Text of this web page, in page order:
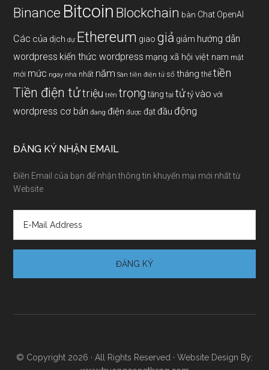
Binance Bitcoin Blockchain bàn Chat OpenAI
Các của dịch dự Ethereum giao giả giảm hướng dẫn
wordpress kiến thức wordpress mạng xã hội việt nam mật
mới mức ngay nhà nhất năm Sàn tiền điện tử số tháng thế tiền
Tiền điện tửtriệu trên trọng tăng tại tử tỷ vào với
wordpress cơ bản đang điện được đạtđầu động
ĐĂNG KÝ NHẬN EMAIL
Điền Email của bạn để nhận thông tin khuyến mại mới nhất từ
Website
© Copyright 2026 · All Rights Reserved · Website Design By: